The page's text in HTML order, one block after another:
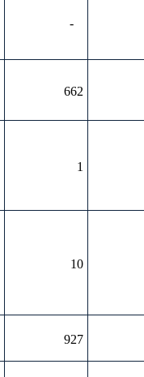
-
662
1
10
927